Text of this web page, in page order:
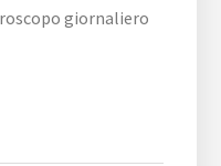
giornaliero